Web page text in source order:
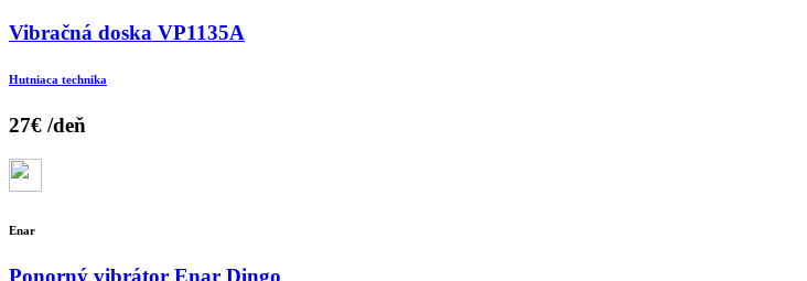
Vibračná doska VP1135A
Hutniaca technika
27€ /deň
Enar
Ponorný vibrátor Enar Dingo